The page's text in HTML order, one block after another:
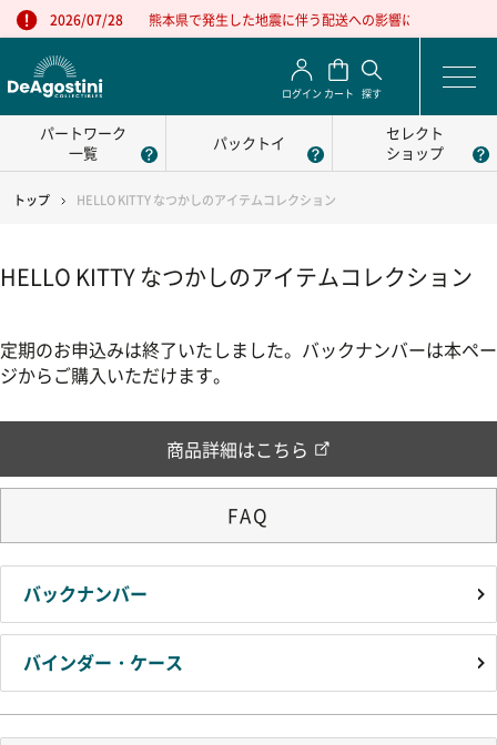
2026/07/28 熊本県で発生した地震に伴う配送への影響について
ログイン カート 探す
パートワーク
一覧
パックトイ
セレクト
ショップ
トップ HELLO KITTY なつかしのアイテムコレクション
HELLO KITTY なつかしのアイテムコレクション
バックナンバー
バインダー・ケース
定期のお申込みは終了いたしました。バックナンバーは本ペー
ジからご購入いただけます。
商品詳細はこちら
FAQ